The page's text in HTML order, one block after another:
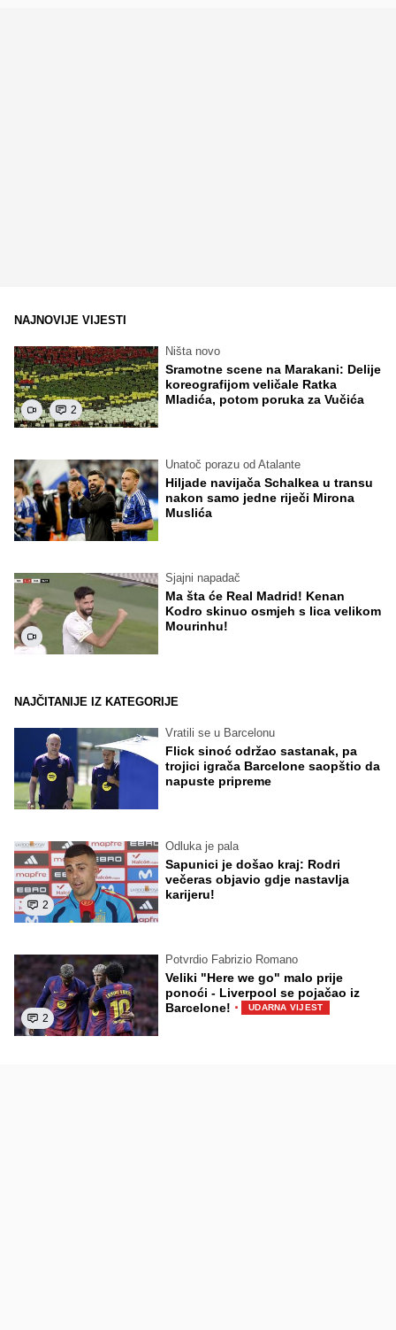
NAJNOVIJE VIJESTI
2
Ništa novo
Sramotne scene na Marakani: Delije
koreografijom veličale Ratka
Mladića, potom poruka za Vučića
Unatoč porazu od Atalante
Hiljade navijača Schalkea u transu
nakon samo jedne riječi Mirona
Muslića
Sjajni napadač
Ma šta će Real Madrid! Kenan
Kodro skinuo osmjeh s lica velikom
Mourinhu!
NAJČITANIJE IZ KATEGORIJE
Vratili se u Barcelonu
Flick sinoć održao sastanak, pa
trojici igrača Barcelone saopštio da
napuste pripreme
2
Odluka je pala
Sapunici je došao kraj: Rodri
večeras objavio gdje nastavlja
karijeru!
2
Potvrdio Fabrizio Romano
Veliki "Here we go" malo prije
ponoći - Liverpool se pojačao iz
Barcelone! · UDARNA VIJEST